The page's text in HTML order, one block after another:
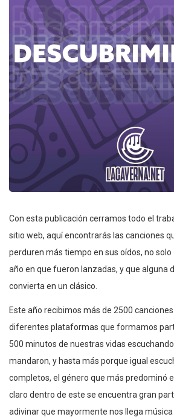
Con esta publicación cerramos todo el
sitio web, aquí encontrarás las canciones
perduren más tiempo en sus oídos, no solo
año en que fueron lanzadas, y que alguna
convierta en un clásico.
Este año recibimos más de 2500
diferentes plataformas que formamos
500 minutos de nuestras vidas
mandaron, y hasta más porque igual
completos, el género que más predominó
claro dentro de este se encuentra gran
adivinar que mayormente nos llega